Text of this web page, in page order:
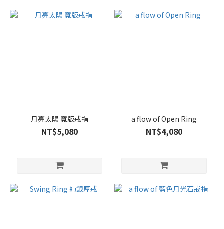
月亮太陽 寬版戒指
NT$5,080
a flow of Open Ring
NT$4,080